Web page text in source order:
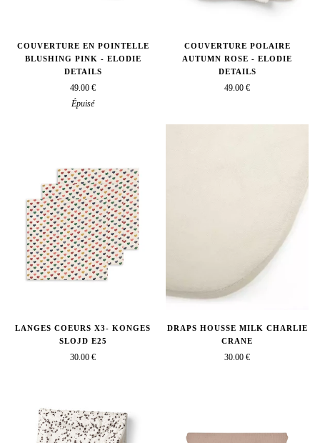
COUVERTURE EN POINTELLE
BLUSHING PINK - ELODIE
DETAILS
49.00 €
Épuisé
COUVERTURE POLAIRE
AUTUMN ROSE - ELODIE
DETAILS
49.00 €
LANGES COEURS X3- KONGES
SLOJD E25
30.00 €
DRAPS HOUSSE MILK CHARLIE
CRANE
30.00 €